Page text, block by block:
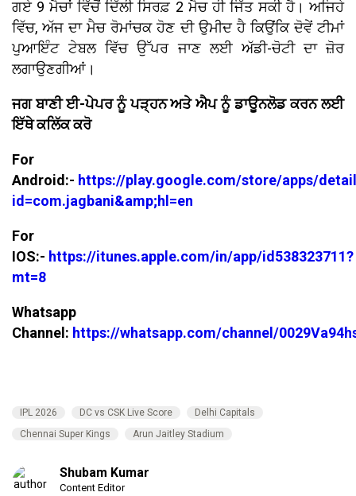
ਗਏ 9 ਮੈਚਾਂ ਵਿੱਚੋਂ ਦਿੱਲੀ ਸਿਰਫ਼ 2 ਮੈਚ ਹੀ ਜਿੱਤ ਸਕੀ ਹੈ। ਅਜਿਹੇ
ਵਿੱਚ, ਅੱਜ ਦਾ ਮੈਚ ਰੋਮਾਂਚਕ ਹੋਣ ਦੀ ਉਮੀਦ ਹੈ ਕਿਉਂਕਿ ਦੋਵੇਂ ਟੀਮਾਂ
ਪੁਆਇੰਟ ਟੇਬਲ ਵਿੱਚ ਉੱਪਰ ਜਾਣ ਲਈ ਅੱਡੀ-ਚੋਟੀ ਦਾ ਜ਼ੋਰ
ਲਗਾਉਣਗੀਆਂ।
ਜਗ ਬਾਣੀ ਈ-ਪੇਪਰ ਨੂੰ ਪੜ੍ਹਨ ਅਤੇ ਐਪ ਨੂੰ ਡਾਊਨਲੋਡ ਕਰਨ ਲਈ
ਇੱਥੇ ਕਲਿੱਕ ਕਰੋ
For
Android:- https://play.google.com/store/apps/
id=com.jagbani&amp;hl=en
For
IOS:- https://itunes.apple.com/in/app/id538323711?
mt=8
Whatsapp
Channel: https://whatsapp.com/channel/
IPL 2026 DC vs CSK Live Score
Delhi Capitals
Chennai Super Kings
Arun Jaitley Stadium
Shubam Kumar
Content Editor